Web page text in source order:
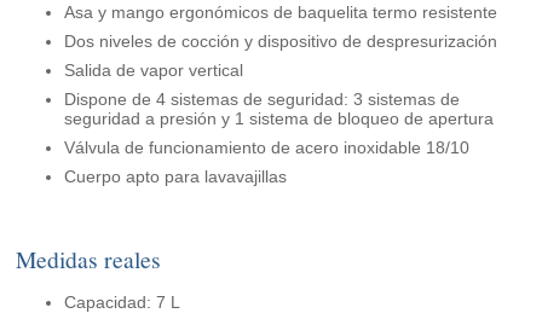
Asa y mango ergonómicos de baquelita termo resistente
Dos niveles de cocción y dispositivo de despresurización
Salida de vapor vertical
Dispone de 4 sistemas de seguridad: 3 sistemas de
seguridad a presión y 1 sistema de bloqueo de apertura
Válvula de funcionamiento de acero inoxidable 18/10
Cuerpo apto para lavavajillas
Medidas reales
Capacidad: 7 L